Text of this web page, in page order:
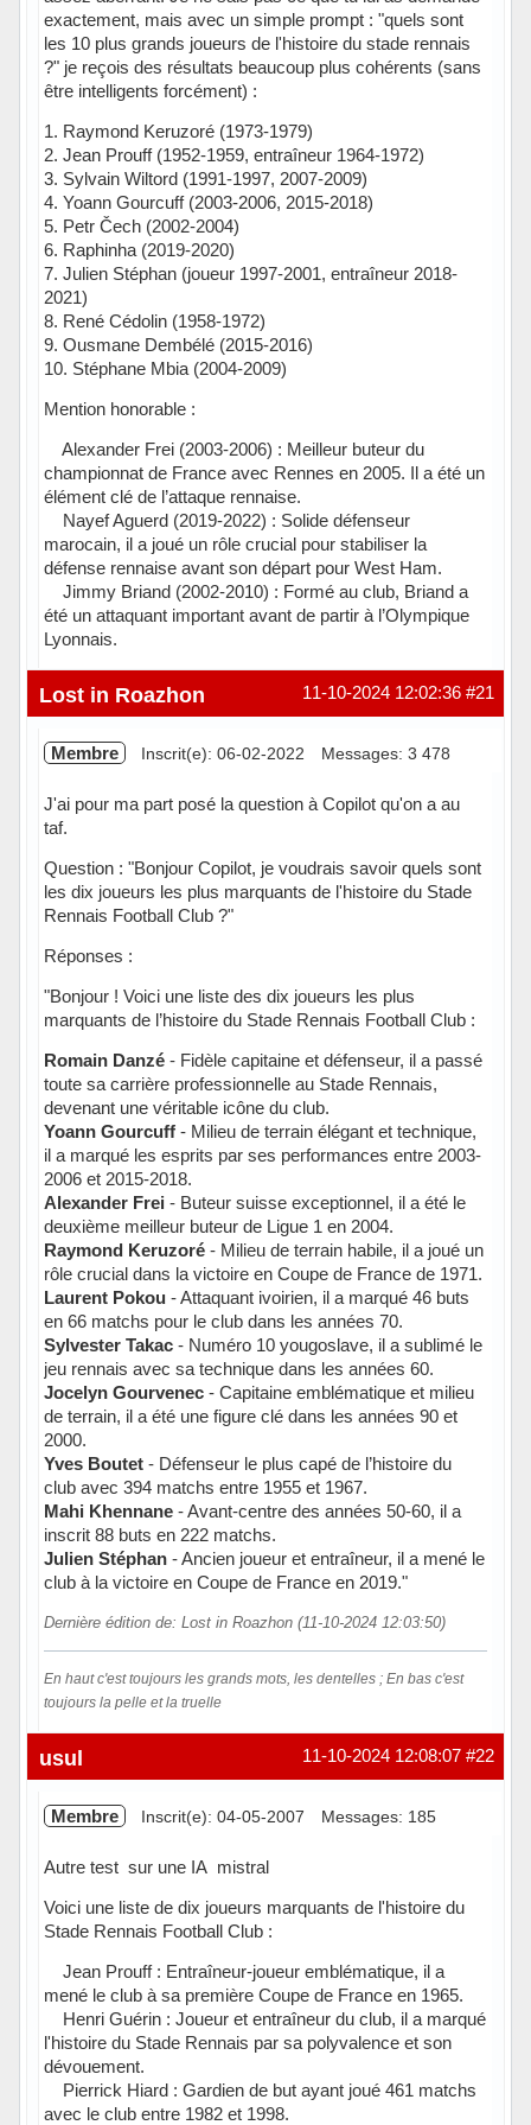
exactement, mais avec un simple prompt : "quels sont
les 10 plus grands joueurs de l'histoire du stade rennais
?" je reçois des résultats beaucoup plus cohérents (sans
être intelligents forcément) :
1. Raymond Keruzoré (1973-1979)
2. Jean Prouff (1952-1959, entraîneur 1964-1972)
3. Sylvain Wiltord (1991-1997, 2007-2009)
4. Yoann Gourcuff (2003-2006, 2015-2018)
5. Petr Čech (2002-2004)
6. Raphinha (2019-2020)
7. Julien Stéphan (joueur 1997-2001, entraîneur 2018-
2021)
8. René Cédolin (1958-1972)
9. Ousmane Dembélé (2015-2016)
10. Stéphane Mbia (2004-2009)
Mention honorable :
Alexander Frei (2003-2006) : Meilleur buteur du
championnat de France avec Rennes en 2005. Il a été un
élément clé de l’attaque rennaise.
Nayef Aguerd (2019-2022) : Solide défenseur
marocain, il a joué un rôle crucial pour stabiliser la
défense rennaise avant son départ pour West Ham.
Jimmy Briand (2002-2010) : Formé au club, Briand a
été un attaquant important avant de partir à l’Olympique
Lyonnais.
Hors ligne #21
11-10-2024 12:02:36
Lost in Roazhon
Membre Inscrit(e): 06-02-2022 Messages: 3 478
J'ai pour ma part posé la question à Copilot qu'on a au
taf.
Question : "Bonjour Copilot, je voudrais savoir quels sont
les dix joueurs les plus marquants de l'histoire du Stade
Rennais Football Club ?"
Réponses :
"Bonjour ! Voici une liste des dix joueurs les plus
marquants de l’histoire du Stade Rennais Football Club :
Romain Danzé- Fidèle capitaine et défenseur, il a passé
toute sa carrière professionnelle au Stade Rennais,
devenant une véritable icône du club.
Yoann Gourcuff- Milieu de terrain élégant et technique,
il a marqué les esprits par ses performances entre 2003-
2006 et 2015-2018.
Alexander Frei - Buteur suisse exceptionnel, il a été le
deuxième meilleur buteur de Ligue 1 en 2004.
Raymond Keruzoré- Milieu de terrain habile, il a joué un
rôle crucial dans la victoire en Coupe de France de 1971.
Laurent Pokou- Attaquant ivoirien, il a marqué 46 buts
en 66 matchs pour le club dans les années 70.
Sylvester Takac - Numéro 10 yougoslave, il a sublimé le
jeu rennais avec sa technique dans les années 60.
Jocelyn Gourvenec- Capitaine emblématique et milieu
de terrain, il a été une figure clé dans les années 90 et
2000.
Yves Boutet- Défenseur le plus capé de l’histoire du
club avec 394 matchs entre 1955 et 1967.
Mahi Khennane- Avant-centre des années 50-60, il a
inscrit 88 buts en 222 matchs.
Julien Stéphan- Ancien joueur et entraîneur, il a mené le
club à la victoire en Coupe de France en 2019."
Dernière édition de: Lost in Roazhon (11-10-2024 12:03:50)
En haut c'est toujours les grands mots, les dentelles ; En bas c'est
toujours la pelle et la truelle
Hors ligne #22
11-10-2024 12:08:07
usul
Membre Inscrit(e): 04-05-2007 Messages: 185
Autre test sur une IA mistral
Voici une liste de dix joueurs marquants de l'histoire du
Stade Rennais Football Club :
Jean Prouff : Entraîneur-joueur emblématique, il a
mené le club à sa première Coupe de France en 1965.
Henri Guérin : Joueur et entraîneur du club, il a marqué
l'histoire du Stade Rennais par sa polyvalence et son
dévouement.
Pierrick Hiard : Gardien de but ayant joué 461 matchs
avec le club entre 1982 et 1998.